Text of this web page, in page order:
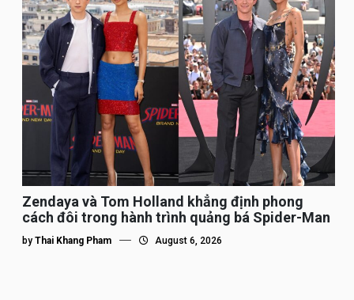
Zendaya và Tom Holland khẳng định phong
cách đôi trong hành trình quảng bá Spider-Man
by Thai Khang Pham August 6, 2026